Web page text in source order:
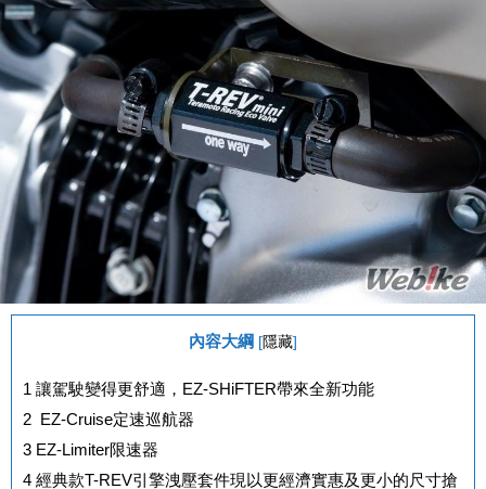
內容大綱 [隱藏]
1 讓駕駛變得更舒適，EZ-SHiFTER帶來全新功能
2 EZ-Cruise定速巡航器
3 EZ-Limiter限速器
4 經典款T-REV引擎洩壓套件現以更經濟實惠及更小的尺寸搶